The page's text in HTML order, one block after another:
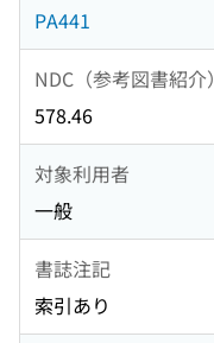
PA441
NDC（参考図書紹介）
578.46
対象利用者
一般
書誌注記
索引あり